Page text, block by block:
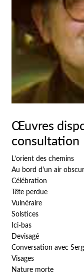
Œuvres
consultation
L’orient des chemins
Au bord d'un air obscur
Célébration
Tête perdue
Vulnéraire
Solstices
Ici-bas
Devisagé
Conversation avec
Visages
Nature morte